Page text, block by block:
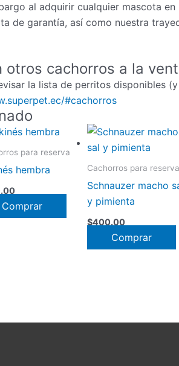
al adquirir cualquier mascota
de garantía, así como nuestra
otros cachorros a la
la lista de perritos disponibles
#cachorros
para reserva
hembra
Comprar
Cachorros para reserva
Schnauzer macho
y pimienta
$400.00
Comprar